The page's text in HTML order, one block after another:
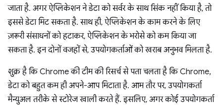
जाता है. अगर ऐप्लिकेशन ने डेटा को सर्वर के साथ सिंक नहीं किया है, तो
इससे डेटा मिट सकता है. साथ ही, ऐप्लिकेशन के काम करने के लिए
ज़रूरी संसाधनों को हटाकर, ऐप्लिकेशन के भरोसे को कम किया जा
सकता है. इन दोनों वजहों से, उपयोगकर्ताओं को खराब अनुभव मिलता है.
शुक्र है कि Chrome की टीम की रिसर्च से पता चलता है कि Chrome,
डेटा को बहुत कम ही अपने-आप मिटाता है. आम तौर पर, उपयोगकर्ता
मैन्युअल तरीके से स्टोरेज खाली करते हैं. इसलिए, अगर कोई उपयोगकर्ता